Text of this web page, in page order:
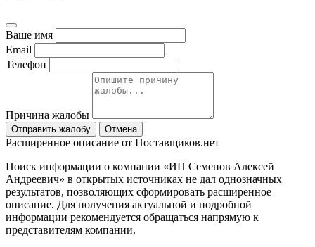
Ваше имя
Email
Телефон
Причина жалобы
Отправить жалобу Отмена
Расширенное описание от Поставщиков.нет
Поиск информации о компании «ИП Семенов Алексей
Андреевич» в открытых источниках не дал однозначных
результатов, позволяющих сформировать расширенное
описание. Для получения актуальной и подробной
информации рекомендуется обращаться напрямую к
представителям компании.